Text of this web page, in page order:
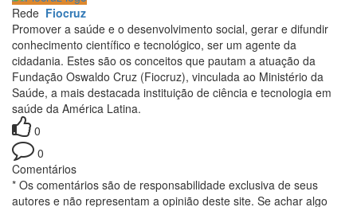
Rede Fiocruz
Promover a saúde e o desenvolvimento social, gerar e difundir
conhecimento científico e tecnológico, ser um agente da
cidadania. Estes são os conceitos que pautam a atuação da
Fundação Oswaldo Cruz (Fiocruz), vinculada ao Ministério da
Saúde, a mais destacada instituição de ciência e tecnologia em
saúde da América Latina.
0
0
Comentários
* Os comentários são de responsabilidade exclusiva de seus
autores e não representam a opinião deste site. Se achar algo